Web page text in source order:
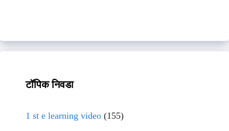
टॉपिक निवडा
1 st e learning video (155)